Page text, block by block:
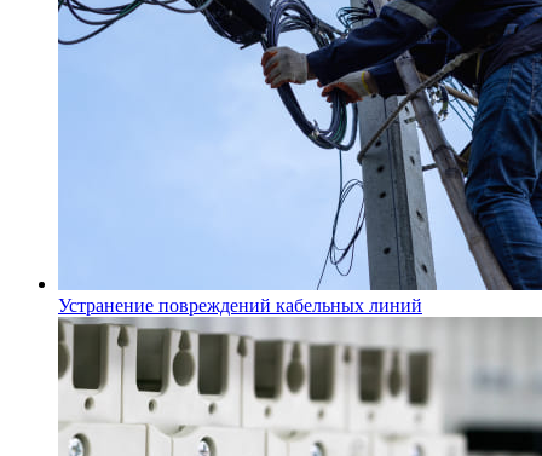
Устранение повреждений кабельных линий